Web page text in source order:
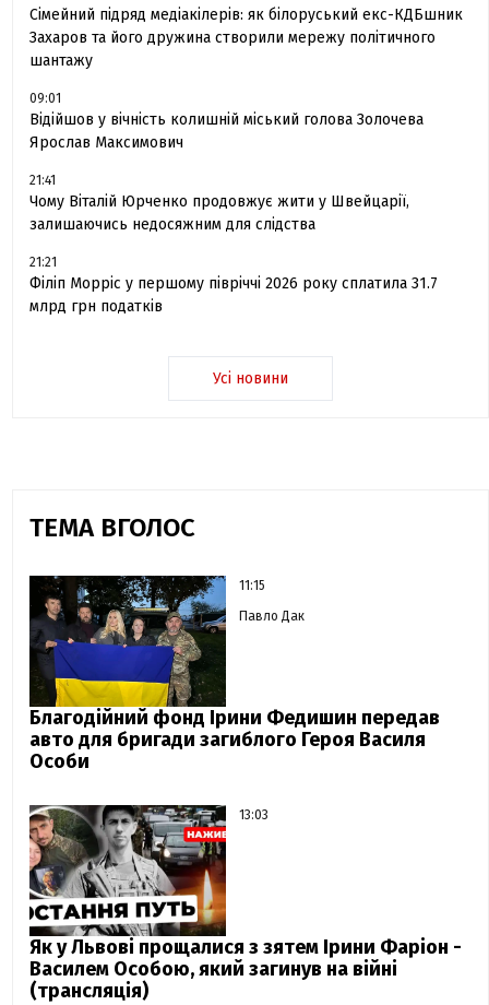
Сімейний підряд медіакілерів: як білоруський екс-КДБшник
Захаров та його дружина створили мережу політичного
шантажу
09:01
Відійшов у вічність колишній міський голова Золочева
Ярослав Максимович
21:41
Чому Віталій Юрченко продовжує жити у Швейцарії,
залишаючись недосяжним для слідства
21:21
Філіп Морріс у першому півріччі 2026 року сплатила 31.7
млрд грн податків
Усі новини
ТЕМА ВГОЛОС
11:15
Павло Дак
Благодійний фонд Ірини Федишин передав
авто для бригади загиблого Героя Василя
Особи
13:03
Як у Львові прощалися з зятем Ірини Фаріон -
Василем Особою, який загинув на війні
(трансляція)